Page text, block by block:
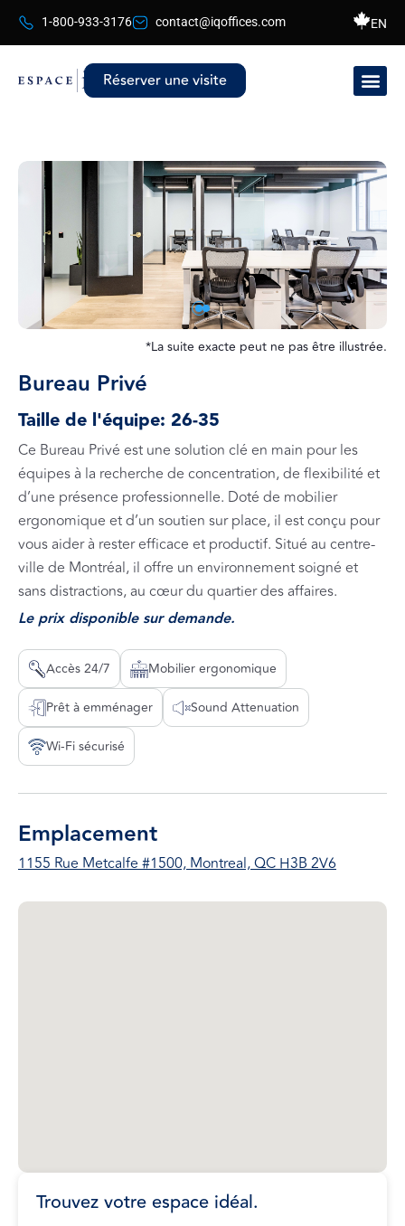
1-800-933-3176 contact@iqoffices.com EN
Réserver une visite
*La suite exacte peut ne pas être illustrée.
Bureau Privé
Taille de l'équipe: 26-35
Ce Bureau Privé est une solution clé en main pour les
équipes à la recherche de concentration, de flexibilité et
d’une présence professionnelle. Doté de mobilier
ergonomique et d’un soutien sur place, il est conçu pour
vous aider à rester efficace et productif. Situé au centre-
ville de Montréal, il offre un environnement soigné et
sans distractions, au cœur du quartier des affaires.
Le prix disponible sur demande.
Accès 24/7 Mobilier ergonomique
Prêt à emménager Sound Attenuation
Wi-Fi sécurisé
Emplacement
1155 Rue Metcalfe #1500, Montreal, QC H3B 2V6
Trouvez votre espace idéal.